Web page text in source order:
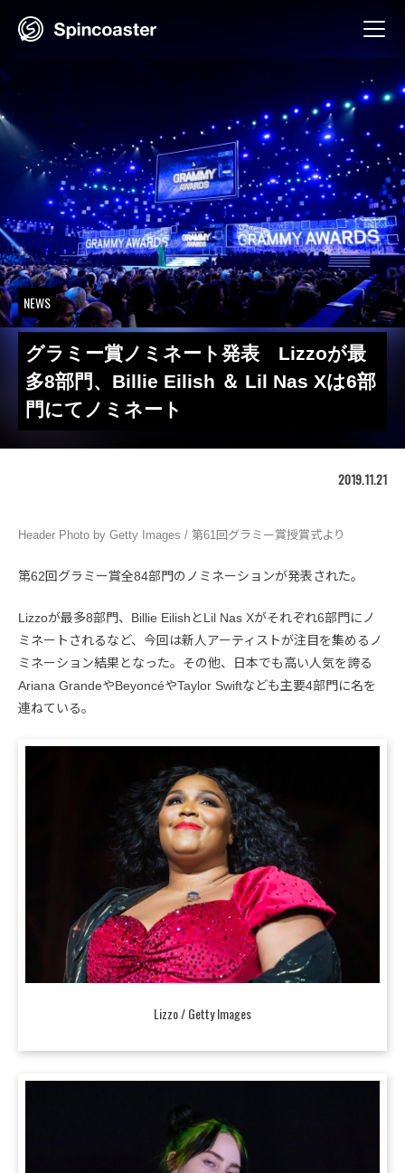
NEWS
グラミー賞ノミネート発表 Lizzoが最
多8部門、Billie Eilish ＆ Lil Nas Xは6部
門にてノミネート
2019.11.21
Header Photo by Getty Images / 第61回グラミー賞授賞式より
第62回グラミー賞全84部門のノミネーションが発表された。
Lizzoが最多8部門、Billie EilishとLil Nas Xがそれぞれ6部門にノ
ミネートされるなど、今回は新人アーティストが注目を集めるノ
ミネーション結果となった。その他、日本でも高い人気を誇る
Ariana GrandeやBeyoncéやTaylor Swiftなども主要4部門に名を
連ねている。
Lizzo / Getty Images